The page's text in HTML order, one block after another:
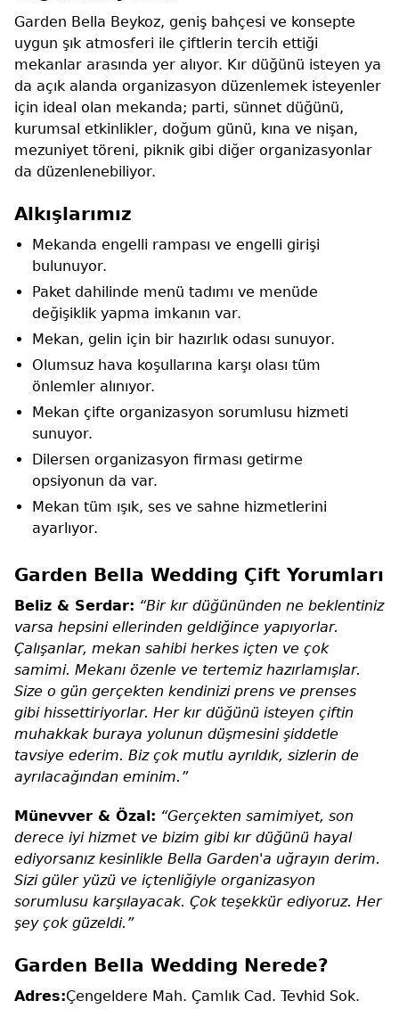
Garden Bella Beykoz, geniş bahçesi ve konsepte
uygun şık atmosferi ile çiftlerin tercih ettiği
mekanlar arasında yer alıyor. Kır düğünü isteyen ya
da açık alanda organizasyon düzenlemek isteyenler
için ideal olan mekanda; parti, sünnet düğünü,
kurumsal etkinlikler, doğum günü, kına ve nişan,
mezuniyet töreni, piknik gibi diğer organizasyonlar
da düzenlenebiliyor.
Alkışlarımız
Mekanda engelli rampası ve engelli girişi
bulunuyor.
Paket dahilinde menü tadımı ve menüde
değişiklik yapma imkanın var.
Mekan, gelin için bir hazırlık odası sunuyor.
Olumsuz hava koşullarına karşı olası tüm
önlemler alınıyor.
Mekan çifte organizasyon sorumlusu hizmeti
sunuyor.
Dilersen organizasyon firması getirme
opsiyonun da var.
Mekan tüm ışık, ses ve sahne hizmetlerini
ayarlıyor.
Garden Bella Wedding Çift Yorumları
Beliz & Serdar: “Bir kır düğününden ne beklentiniz
varsa hepsini ellerinden geldiğince yapıyorlar.
Çalışanlar, mekan sahibi herkes içten ve çok
samimi. Mekanı özenle ve tertemiz hazırlamışlar.
Size o gün gerçekten kendinizi prens ve prenses
gibi hissettiriyorlar. Her kır düğünü isteyen çiftin
muhakkak buraya yolunun düşmesini şiddetle
tavsiye ederim. Biz çok mutlu ayrıldık, sizlerin de
ayrılacağından eminim.”
Münevver & Özal: “Gerçekten samimiyet, son
derece iyi hizmet ve bizim gibi kır düğünü hayal
ediyorsanız kesinlikle Bella Garden'a uğrayın derim.
Sizi güler yüzü ve içtenliğiyle organizasyon
sorumlusu karşılayacak. Çok teşekkür ediyoruz. Her
şey çok güzeldi.”
Garden Bella Wedding Nerede?
Adres:Çengeldere Mah. Çamlık Cad. Tevhid Sok.